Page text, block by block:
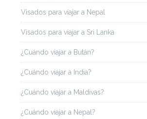
Visados para viajar a Nepal
Visados para viajar a Sri Lanka
¿Cuándo viajar a Bután?
¿Cuándo viajar a India?
¿Cuándo viajar a Maldivas?
¿Cuándo viajar a Nepal?